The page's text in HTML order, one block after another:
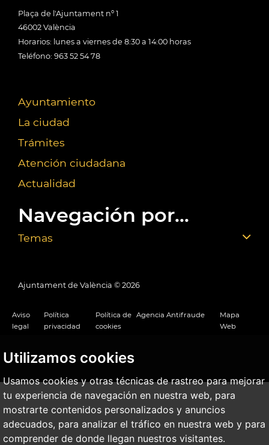
Utilizamos cookies
Usamos cookies y otras técnicas de rastreo para mejorar
tu experiencia de navegación en nuestra web, para
mostrarte contenidos personalizados y anuncios
adecuados, para analizar el tráfico en nuestra web y para
comprender de donde llegan nuestros visitantes.
Plaça de l'Ajuntament nº 1
46002 València
Horarios: lunes a viernes de 8:30 a 14:00 horas
Teléfono: 963 52 54 78
Ayuntamiento
La ciudad
Trámites
Atención ciudadana
Actualidad
Navegación por...
Temas
Ajuntament de València © 2026
Aviso
legal
Política
privacidad
Política de
cookies
Agencia Antifraude
Mapa
Web